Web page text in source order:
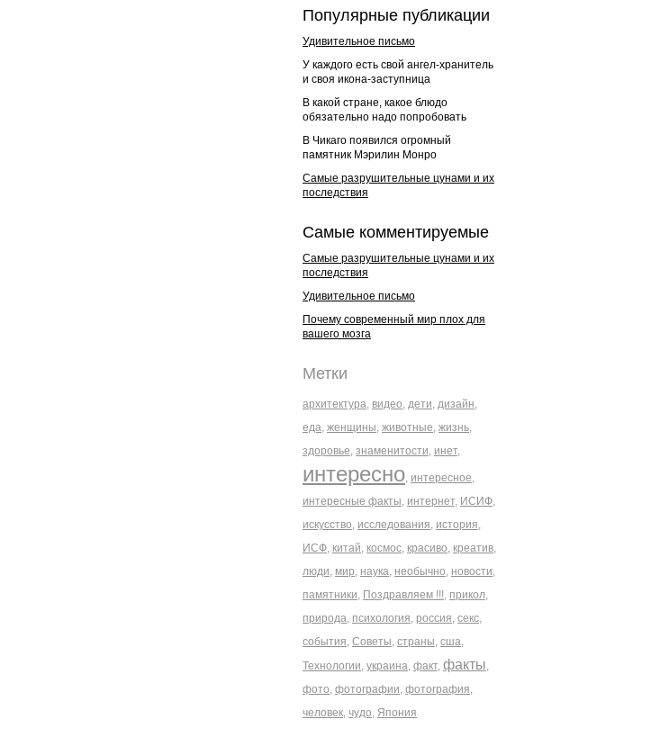
Популярные публикации
Удивительное письмо
У каждого есть свой ангел-хранитель
и своя икона-заступница
В какой стране, какое блюдо
обязательно надо попробовать
В Чикаго появился огромный
памятник Мэрилин Монро
Самые разрушительные цунами и их
последствия
Самые комментируемые
Самые разрушительные цунами и их
последствия
Удивительное письмо
Почему современный мир плох для
вашего мозга
Метки
архитектура, видео, дети, дизайн,
еда, женщины, животные, жизнь,
здоровье, знаменитости, инет,
интересно, интересное,
интересные факты, интернет, ИСИФ,
искусство, исследования, история,
ИСФ, китай, космос, красиво, креатив,
люди, мир, наука, необычно, новости,
памятники, Поздравляем !!!, прикол,
природа, психология, россия, секс,
события, Советы, страны, сша,
Технологии, украина, факт, факты,
фото, фотографии, фотография,
человек, чудо, Япония